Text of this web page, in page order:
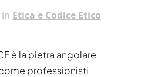
in Etica e Codice Etico
è la pietra angolare
professionisti